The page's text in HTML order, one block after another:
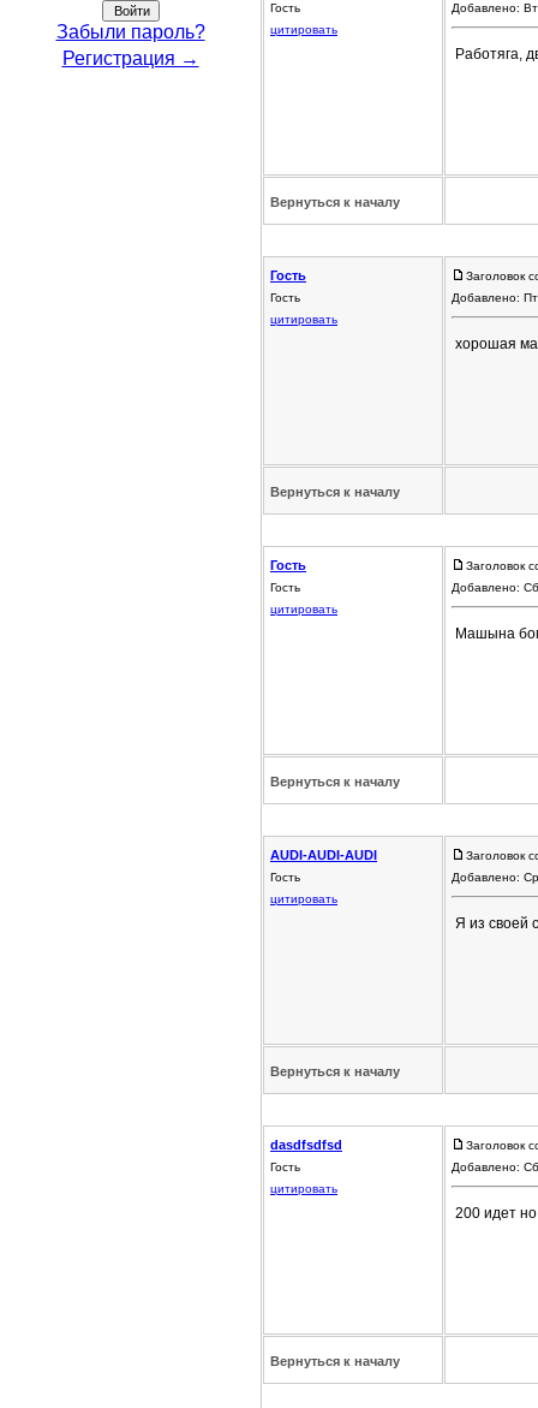
Забыли пароль?
Регистрация →
Гость
цитировать
Добавлено:
Работяга,
Вернуться к началу
Гость
Гость
цитировать
Заголовок
Добавлено:
хорошая
Вернуться к началу
Гость
Гость
цитировать
Заголовок
Добавлено:
Машына
Вернуться к началу
AUDI-AUDI-AUDI
Гость
цитировать
Заголовок
Добавлено:
Я из своей
Вернуться к началу
dasdfsdfsd
Гость
цитировать
Заголовок
Добавлено:
200 идет
Вернуться к началу